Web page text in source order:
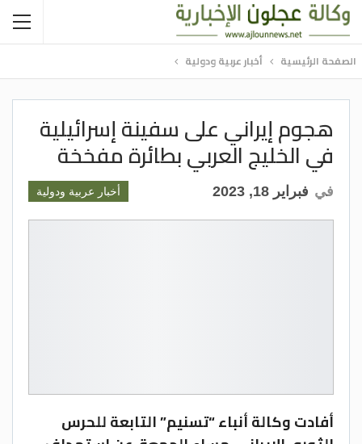
الصفحة الرئيسية أخبار عربية ودولية
هجوم إيراني على سفينة إسرائيلية
في الخليج العربي بطائرة مفخخة
أخبار عربية ودولية في فبراير 18, 2023
أفادت وكالة أنباء “تسنيم” التابعة للحرس